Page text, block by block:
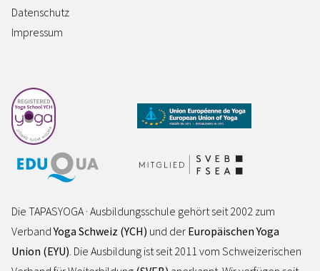
Datenschutz
Impressum
Die TAPASYOGA · Ausbildungsschule gehört seit 2002 zum
VerbandYoga Schweiz (YCH) und der Europäischen Yoga
Union (EYU) . Die Ausbildung ist seit 2011 vom Schweizerischen